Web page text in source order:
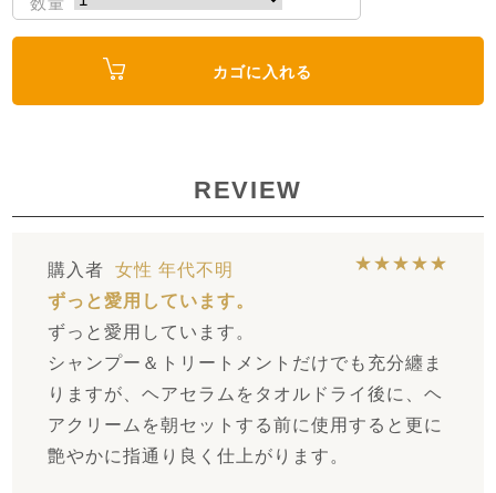
カゴに入れる
REVIEW
購入者 女性 年代不明
★★★★★
ずっと愛用しています。
ずっと愛用しています。
シャンプー＆トリートメントだけでも充分纏ま
りますが、ヘアセラムをタオルドライ後に、ヘ
アクリームを朝セットする前に使用すると更に
艶やかに指通り良く仕上がります。